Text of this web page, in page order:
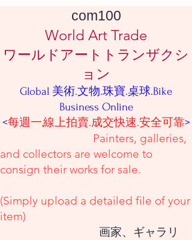
com100
World Art Trade
ワールドアートトランザクシ
ョン
Global 美術.文物.珠寶.桌球.Bike
Business Online
<每週一,線上拍賣.成交快速.安全可靠>
Painters, galleries,
and collectors are welcome to
consign their works for sale.
(Simply upload a detailed file of your
item)
画家、ギャラリ